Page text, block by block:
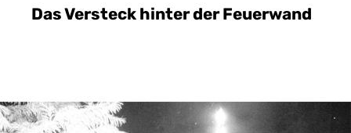
Das Versteck hinter der Feuerwand